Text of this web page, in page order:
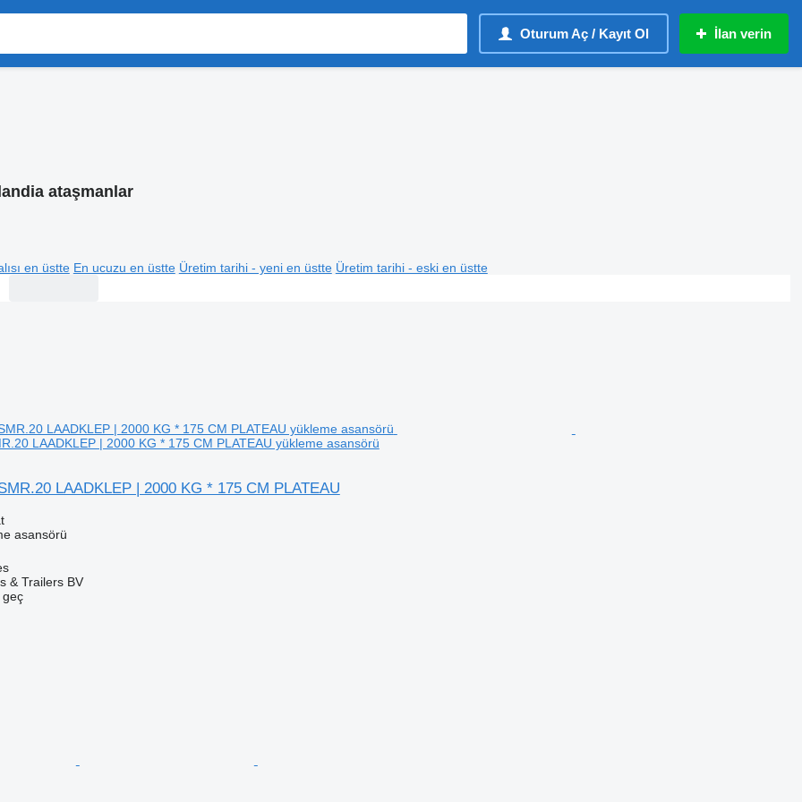
Oturum Aç / Kayıt Ol İlan verin
ataşmanlar
en üstte En ucuzu en üstte Üretim tarihi - yeni en üstte Üretim tarihi - eski en üstte
LAADKLEP | 2000 KG * 175 CM PLATEAU yükleme asansörü
LAADKLEP | 2000 KG * 175 CM PLATEAU
asansörü
& Trailers BV
geç